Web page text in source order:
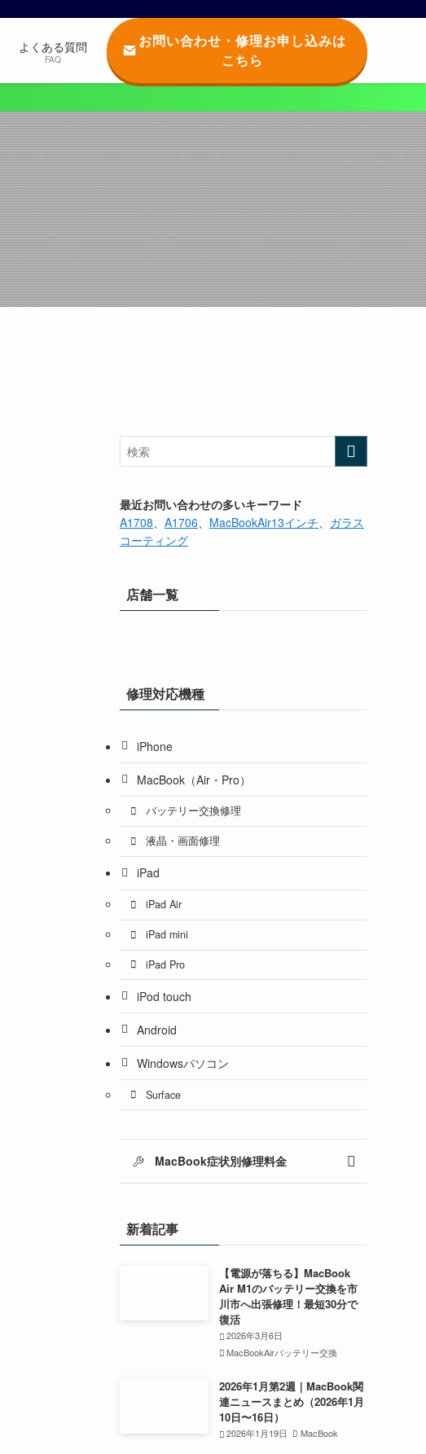
よくある質問
FAQ
お問い合わせ・修理お申し込みは
こちら
最近お問い合わせの多いキーワード
A1708、 A1706、 MacBookAir13インチ、 ガラス
コーティング
店舗一覧
修理対応機種
iPhone
MacBook（Air・Pro）
バッテリー交換修理
液晶・画面修理
iPad
iPad Air
iPad mini
iPad Pro
iPod touch
Android
Windowsパソコン
Surface
MacBook症状別修理料金
新着記事
【電源が落ちる】MacBook
Air M1のバッテリー交換を市
川市へ出張修理！最短30分で
復活
2026年3月6日
MacBookAirバッテリー交換
2026年1月第2週｜MacBook関
連ニュースまとめ（2026年1月
10日〜16日）
2026年1月19日 MacBook